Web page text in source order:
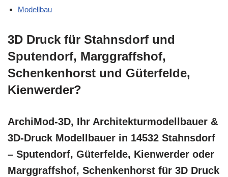
Modellbau
3D Druck für Stahnsdorf und
Sputendorf, Marggraffshof,
Schenkenhorst und Güterfelde,
Kienwerder?
ArchiMod-3D, Ihr Architekturmodellbauer &
3D-Druck Modellbauer in 14532 Stahnsdorf
– Sputendorf, Güterfelde, Kienwerder oder
Marggraffshof, Schenkenhorst für 3D Druck